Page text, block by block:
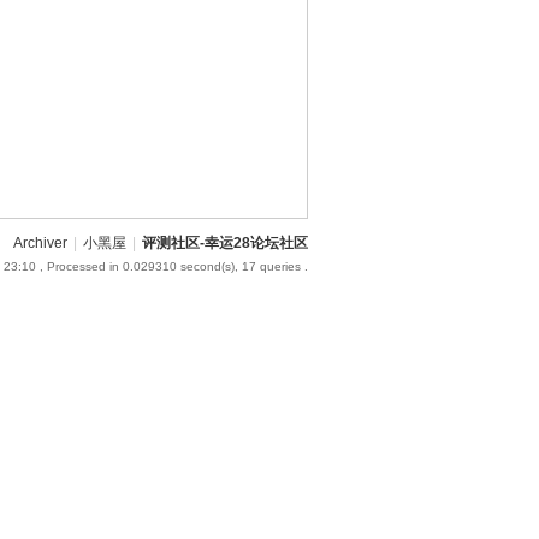
Archiver 小黑屋 评测社区-幸运28论坛社区
23:10 , Processed in 0.029310 second(s), 17 queries .